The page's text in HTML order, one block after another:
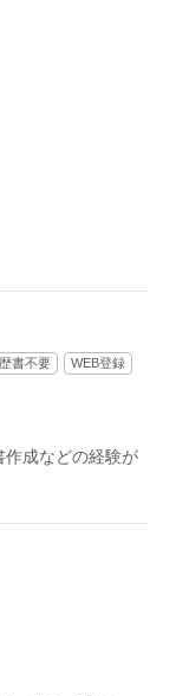
書不要
WEB登録
作成などの経験が